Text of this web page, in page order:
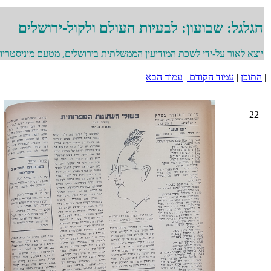
הגלגל: שבועון: לבעיות העולם ולקול-ירושלים
יוצא לאור על-ידי לשכת המודיעין הממשלתית בירושלים, מטעם
| התוכן | עמוד הקודם | עמוד הבא
22